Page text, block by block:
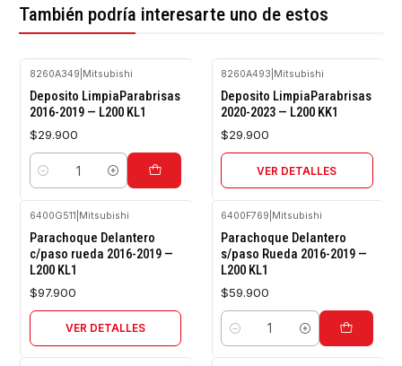
También podría interesarte uno de estos
8260A349 Mitsubishi
Deposito LimpiaParabrisas
2016-2019 — L200 KL1
$29.900
Cantidad
8260A493 Mitsubishi
Deposito LimpiaParabrisas
2020-2023 — L200 KK1
$29.900
VER DETALLES
6400G511 Mitsubishi
Parachoque Delantero
c/paso rueda 2016-2019 —
L200 KL1
$97.900
VER DETALLES
6400F769 Mitsubishi
Parachoque Delantero
s/paso Rueda 2016-2019 —
L200 KL1
$59.900
Cantidad